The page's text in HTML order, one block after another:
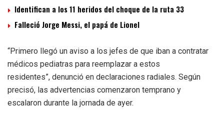
Identifican a los 11 heridos del choque de la ruta 33
Falleció Jorge Messi, el papá de Lionel
“Primero llegó un aviso a los jefes de que iban a contratar
médicos pediatras para reemplazar a estos
residentes”, denunció en declaraciones radiales. Según
precisó, las advertencias comenzaron temprano y
escalaron durante la jornada de ayer.